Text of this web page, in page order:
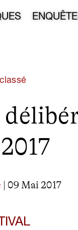
| 09 Mai 2017